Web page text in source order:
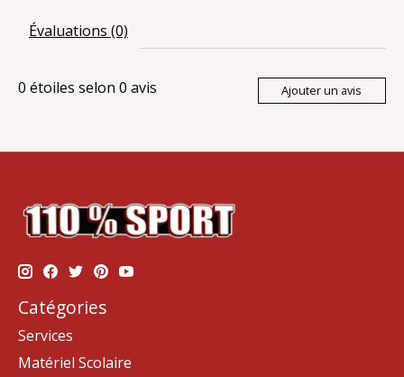
Évaluations (0)
0 étoiles selon 0 avis Ajouter un avis
Catégories
Services
Matériel Scolaire